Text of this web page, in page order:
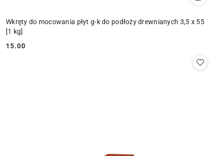
Wkręty do mocowania płyt g-k do podłoży drewnianych 3,5 x 55
[1 kg]
Cena:
15.00